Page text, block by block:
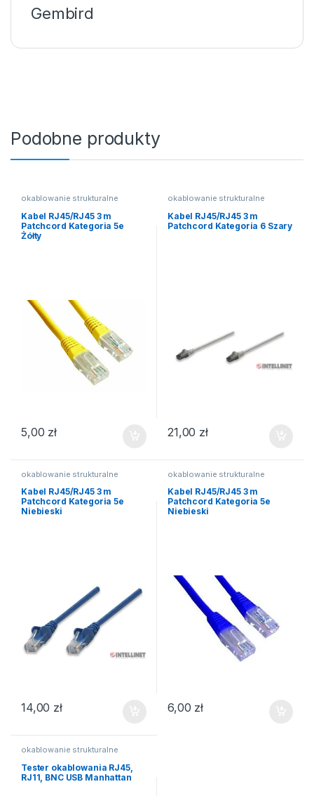
Gembird
Podobne produkty
okablowanie strukturalne
Kabel RJ45/RJ45 3 m
Patchcord Kategoria 5e
Żółty
5,00 zł
okablowanie strukturalne
Kabel RJ45/RJ45 3 m
Patchcord Kategoria 6 Szary
21,00 zł
okablowanie strukturalne
Kabel RJ45/RJ45 3 m
Patchcord Kategoria 5e
Niebieski
14,00 zł
okablowanie strukturalne
Kabel RJ45/RJ45 3 m
Patchcord Kategoria 5e
Niebieski
6,00 zł
okablowanie strukturalne
Tester okablowania RJ45,
RJ11, BNC USB Manhattan